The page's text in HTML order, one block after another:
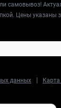
самовывоз!
Цены указаны
данных | Карта